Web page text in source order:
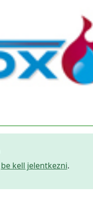
be kell jelentkezni.